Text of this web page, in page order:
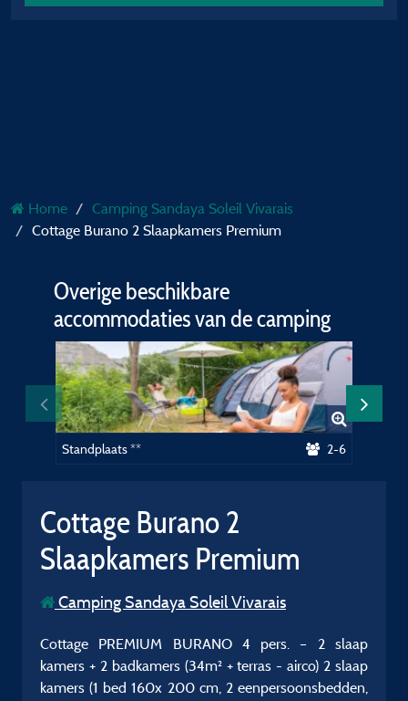
Home
Camping Sandaya Soleil Vivarais
Cottage Burano 2 Slaapkamers Premium
Overige beschikbare
accommodaties van de camping
Standplaats ** 2-6
Cottage Burano 2
Slaapkamers Premium
Camping Sandaya Soleil Vivarais
Cottage PREMIUM BURANO 4 pers. – 2 slaap
kamers + 2 badkamers (34m² + terras - airco) 2 slaap
kamers (1 bed 160x 200 cm, 2 eenpersoonsbedden,